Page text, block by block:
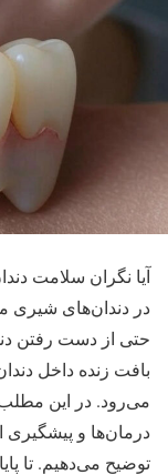
آیا نگران سلامت
در دندان‌های
حتی از دست رفتن
بافت زنده داخل
می‌رود. در این مطلب
درمان‌ها و پیشگیری
توضیح می‌دهیم. تا